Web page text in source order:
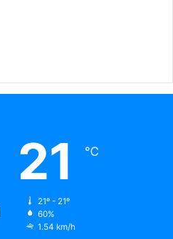
21 ℃
21º - 21º
60%
1.54 km/h